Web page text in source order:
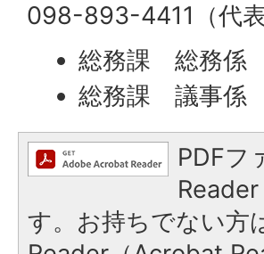
098-893-4411（代表
総務課 総務係
総務課 議事係
PDFフ
す。お持ちでない方